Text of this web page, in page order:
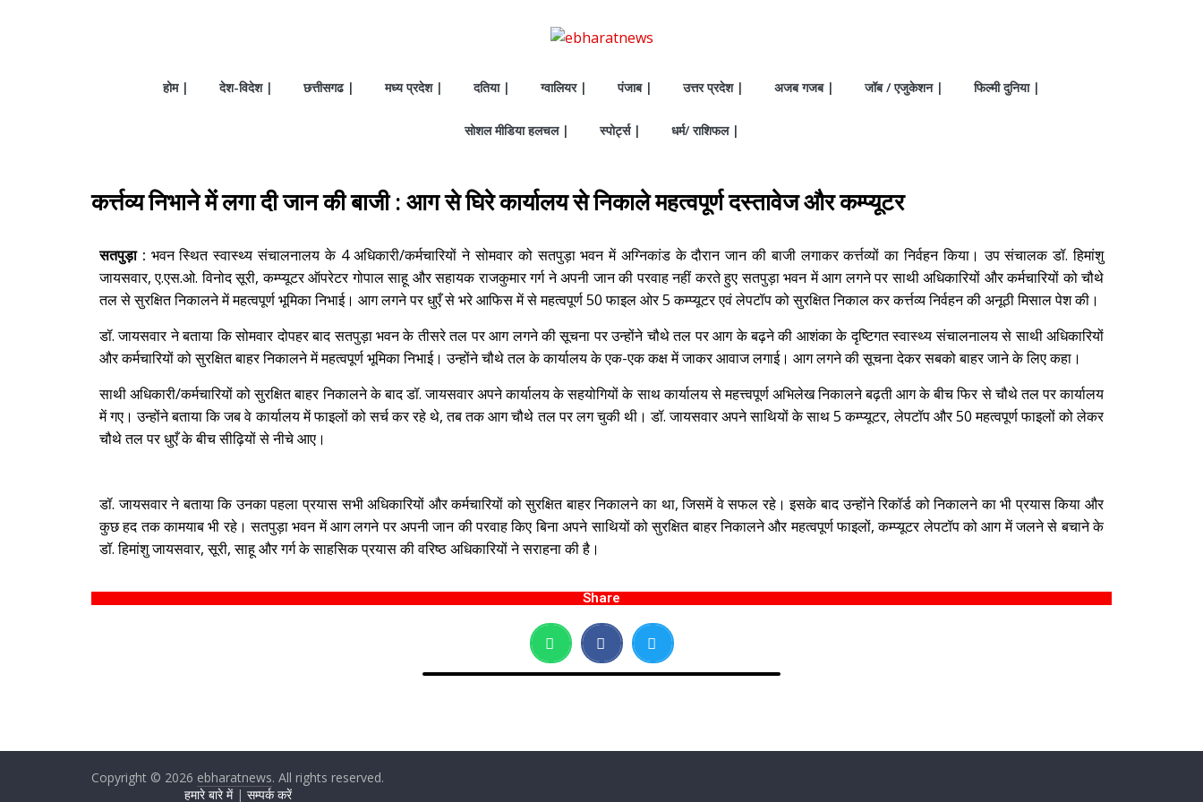
होम | देश-विदेश | छत्तीसगढ | मध्य प्रदेश | दतिया | ग्वालियर | पंजाब | उत्तर प्रदेश | अजब गजब | जॉब / एजुकेशन | फिल्मी दुनिया |
सोशल मीडिया हलचल | स्पोर्ट्स | धर्म/ राशिफल |
कर्त्तव्य निभाने में लगा दी जान की बाजी : आग से घिरे कार्यालय से निकाले महत्वपूर्ण दस्तावेज और कम्प्यूटर
सतपुड़ा : भवन स्थित स्वास्थ्य संचालनालय के 4 अधिकारी/कर्मचारियों ने सोमवार को सतपुड़ा भवन में अग्निकांड के दौरान जान की बाजी लगाकर कर्त्तव्यों का निर्वहन किया। उप संचालक डॉ. हिमांशु
जायसवार, ए.एस.ओ. विनोद सूरी, कम्प्यूटर ऑपरेटर गोपाल साहू और सहायक राजकुमार गर्ग ने अपनी जान की परवाह नहीं करते हुए सतपुड़ा भवन में आग लगने पर साथी अधिकारियों और कर्मचारियों को चौथे
तल से सुरक्षित निकालने में महत्वपूर्ण भूमिका निभाई। आग लगने पर धुएँ से भरे आफिस में से महत्वपूर्ण 50 फाइल ओर 5 कम्प्यूटर एवं लेपटॉप को सुरक्षित निकाल कर कर्त्तव्य निर्वहन की अनूठी मिसाल पेश की।
डॉ. जायसवार ने बताया कि सोमवार दोपहर बाद सतपुड़ा भवन के तीसरे तल पर आग लगने की सूचना पर उन्होंने चौथे तल पर आग के बढ़ने की आशंका के दृष्टिगत स्वास्थ्य संचालनालय से साथी अधिकारियों
और कर्मचारियों को सुरक्षित बाहर निकालने में महत्वपूर्ण भूमिका निभाई। उन्होंने चौथे तल के कार्यालय के एक-एक कक्ष में जाकर आवाज लगाई। आग लगने की सूचना देकर सबको बाहर जाने के लिए कहा।
साथी अधिकारी/कर्मचारियों को सुरक्षित बाहर निकालने के बाद डॉ. जायसवार अपने कार्यालय के सहयोगियों के साथ कार्यालय से महत्त्वपूर्ण अभिलेख निकालने बढ़ती आग के बीच फिर से चौथे तल पर कार्यालय
में गए। उन्होंने बताया कि जब वे कार्यालय में फाइलों को सर्च कर रहे थे, तब तक आग चौथे तल पर लग चुकी थी। डॉ. जायसवार अपने साथियों के साथ 5 कम्प्यूटर, लेपटॉप और 50 महत्वपूर्ण फाइलों को लेकर
चौथे तल पर धुएँ के बीच सीढ़ियों से नीचे आए।
डॉ. जायसवार ने बताया कि उनका पहला प्रयास सभी अधिकारियों और कर्मचारियों को सुरक्षित बाहर निकालने का था, जिसमें वे सफल रहे। इसके बाद उन्होंने रिकॉर्ड को निकालने का भी प्रयास किया और
कुछ हद तक कामयाब भी रहे। सतपुड़ा भवन में आग लगने पर अपनी जान की परवाह किए बिना अपने साथियों को सुरक्षित बाहर निकालने और महत्वपूर्ण फाइलों, कम्प्यूटर लेपटॉप को आग में जलने से बचाने के
डॉ. हिमांशु जायसवार, सूरी, साहू और गर्ग के साहसिक प्रयास की वरिष्ठ अधिकारियों ने सराहना की है।
Share
Copyright © 2026 ebharatnews. All rights reserved.
हमारे बारे में| सम्पर्क करें